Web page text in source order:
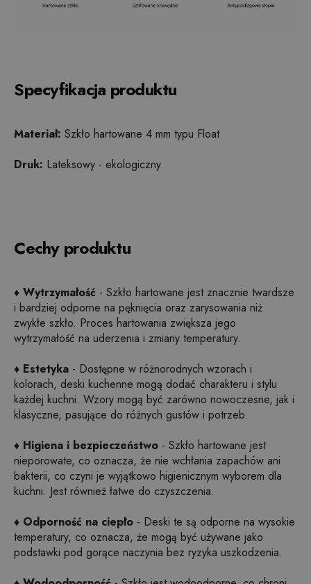
Specyfikacja produktu
Materiał: Szkło hartowane 4 mm typu Float
Druk: Lateksowy - ekologiczny
Cechy produktu
♦ Wytrzymałość - Szkło hartowane jest znacznie twardsze
i bardziej odporne na pęknięcia oraz zarysowania niż
zwykłe szkło. Proces hartowania zwiększa jego
wytrzymałość na uderzenia i zmiany temperatury.
♦ Estetyka - Dostępne w różnorodnych wzorach i
kolorach, deski kuchenne mogą dodać charakteru i stylu
każdej kuchni. Wzory mogą być zarówno nowoczesne, jak i
klasyczne, pasujące do różnych gustów i potrzeb.
♦ Higiena i bezpieczeństwo - Szkło hartowane jest
nieporowate, co oznacza, że nie wchłania zapachów ani
bakterii, co czyni je wyjątkowo higienicznym wyborem dla
kuchni. Jest również łatwe do czyszczenia.
♦ Odporność na ciepło - Deski te są odporne na wysokie
temperatury, co oznacza, że mogą być używane jako
podstawki pod gorące naczynia bez ryzyka uszkodzenia.